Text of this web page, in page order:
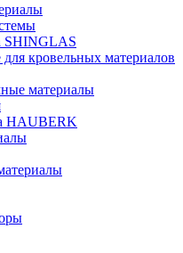
SHINGLAS
кровельных материалов
материалы
HAUBERK